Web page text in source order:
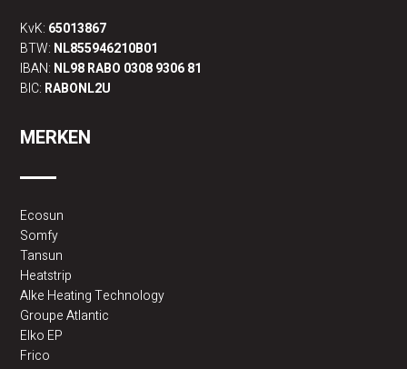
KvK: 65013867
BTW: NL855946210B01
IBAN: NL98 RABO 0308 9306 81
BIC: RABONL2U
MERKEN
Ecosun
Somfy
Tansun
Heatstrip
Alke Heating Technology
Groupe Atlantic
Elko EP
Frico